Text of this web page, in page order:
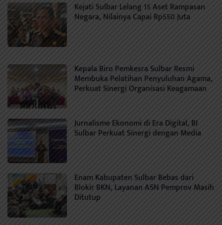
Kejati Sulbar Lelang 15 Aset Rampasan
Negara, Nilainya Capai Rp550 Juta
Kepala Biro Pemkesra Sulbar Resmi
Membuka Pelatihan Penyuluhan Agama,
Perkuat Sinergi Organisasi Keagamaan
Jurnalisme Ekonomi di Era Digital, BI
Sulbar Perkuat Sinergi dengan Media
Enam Kabupaten Sulbar Bebas dari
Blokir BKN, Layanan ASN Pemprov Masih
Ditutup